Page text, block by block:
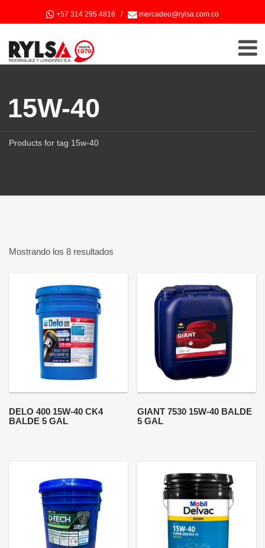
+57 314 295 4816 / mercadeo@rylsa.com.co
15W-40
Products for tag 15w-40
Mostrando los 8 resultados
DELO 400 15W-40 CK4
BALDE 5 GAL
GIANT 7530 15W-40 BALDE
5 GAL